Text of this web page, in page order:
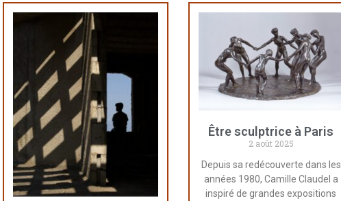
Être sculptrice à Paris
2 août 2025
Depuis sa redécouverte dans les
années 1980, Camille Claudel a
inspiré de grandes expositions